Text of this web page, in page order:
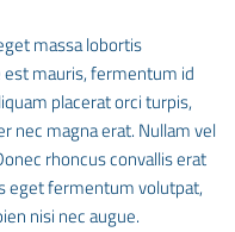
massa lobortis
mauris, fermentum id
placerat orci turpis,
nec magna erat. Nullam vel
rhoncus convallis erat
eget fermentum volutpat,
nisi nec augue.